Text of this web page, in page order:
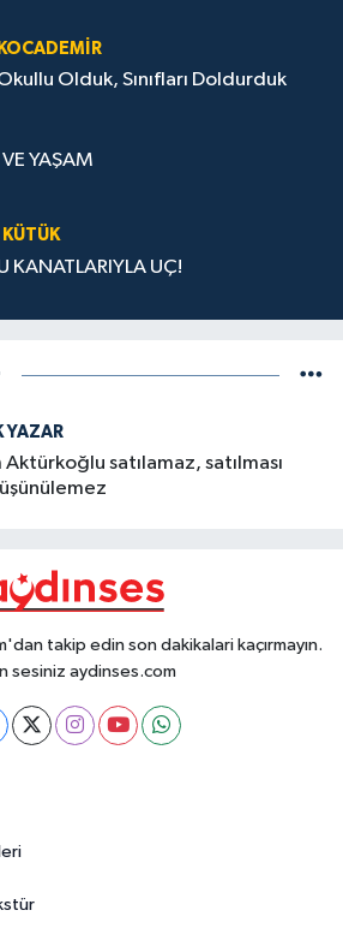
Olduk, Sınıfları Doldurduk
YAŞAM
KÜTÜK
KANATLARIYLA UÇ!
YAZAR
Aktürkoğlu satılamaz, satılması
takip edin son dakikalari kaçırmayın.
sesiniz aydinses.com